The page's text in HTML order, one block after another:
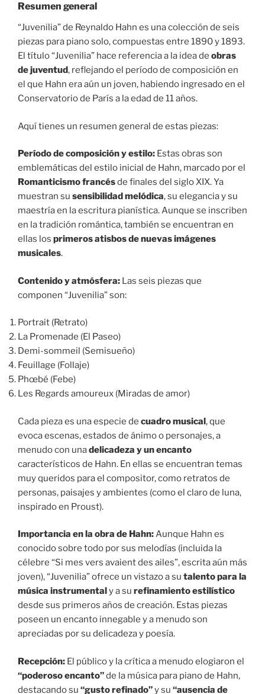
Resumen general
“Juvenilia” de Reynaldo Hahn es una colección de seis
piezas para piano solo, compuestas entre 1890 y 1893.
El título “Juvenilia” hace referencia a la idea de obras
de juventud, reflejando el período de composición en
el que Hahn era aún un joven, habiendo ingresado en el
Conservatorio de París a la edad de 11 años.
Aquí tienes un resumen general de estas piezas:
Período de composición y estilo: Estas obras son
emblemáticas del estilo inicial de Hahn, marcado por el
Romanticismo francésde finales del siglo XIX. Ya
muestran su sensibilidad melódica, su elegancia y su
maestría en la escritura pianística. Aunque se inscriben
en la tradición romántica, también se encuentran en
ellas los primeros atisbos de nuevas imágenes
musicales.
Contenido y atmósfera: Las seis piezas que
componen “Juvenilia” son:
Portrait (Retrato)
La Promenade (El Paseo)
Demi-sommeil (Semisueño)
Feuillage (Follaje)
Phœbé (Febe)
Les Regards amoureux (Miradas de amor)
Cada pieza es una especie de cuadro musical, que
evoca escenas, estados de ánimo o personajes, a
menudo con unadelicadeza y un encanto
característicos de Hahn. En ellas se encuentran temas
muy queridos para el compositor, como retratos de
personas, paisajes y ambientes (como el claro de luna,
inspirado en Proust).
Importancia en la obra de Hahn:Aunque Hahn es
conocido sobre todo por sus melodías (incluida la
célebre “Si mes vers avaient des ailes”, escrita aún más
joven), “Juvenilia” ofrece un vistazo a su talento para la
música instrumentaly a su refinamiento estilístico
desde sus primeros años de creación. Estas piezas
poseen un encanto innegable y a menudo son
apreciadas por su delicadeza y poesía.
Recepción: El público y la crítica a menudo elogiaron el
“poderoso encanto”de la música para piano de Hahn,
destacando su “gusto refinado”y su “ausencia de